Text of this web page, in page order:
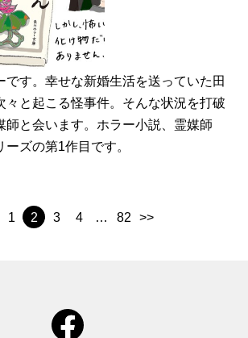
です。幸せな新婚生活を送っていた田
々と起こる怪事件。そんな状況を打破
師と会います。ホラー小説、霊媒師
ーズの第1作目です。
1 2 3 4 … 82 >>